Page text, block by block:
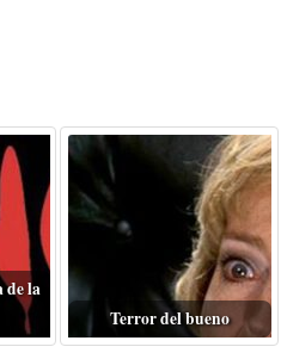
de la
Terror del bueno